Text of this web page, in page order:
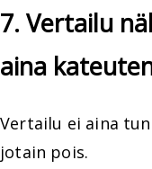
7. Vertailu
aina
Vertailu ei aina
jotain pois.